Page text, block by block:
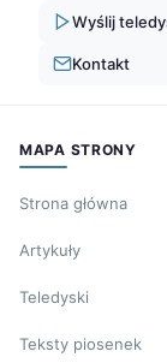
Wyślij
Kontakt
MAPA STRONY
Strona główna
Artykuły
Teledyski
Teksty piosenek